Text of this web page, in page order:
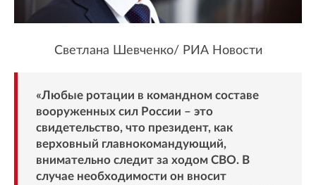
Светлана Шевченко/ РИА Новости
«Любые ротации в командном составе
вооруженных сил России – это
свидетельство, что президент, как
верховный главнокомандующий,
внимательно следит за ходом СВО. В
случае необходимости он вносит